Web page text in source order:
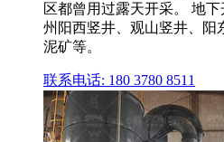
区都曾用过露天开采。 地
州阳西竖井、观山竖井、阳
泥矿等。
联系电话: 180 3780 8511